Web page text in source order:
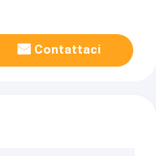
Contattaci